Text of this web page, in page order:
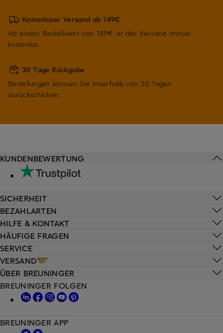
Kostenloser Versand ab 149€
Ab einem Bestellwert von 149€ ist der Versand immer
kostenlos.
30 Tage Rückgabe
Bestellungen können Sie innerhalb von 30 Tagen
zurückschicken.
HILFE & KONTAKT
HÄUFIGE FRAGEN
SERVICE
VERSAND
KUNDENBEWERTUNG
SICHERHEIT
BEZAHLARTEN
ÜBER BREUNINGER
BREUNINGER FOLGEN
BREUNINGER APP